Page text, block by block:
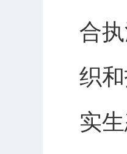
合
织
实